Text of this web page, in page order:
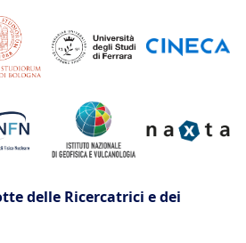
delle Ricercatrici e dei